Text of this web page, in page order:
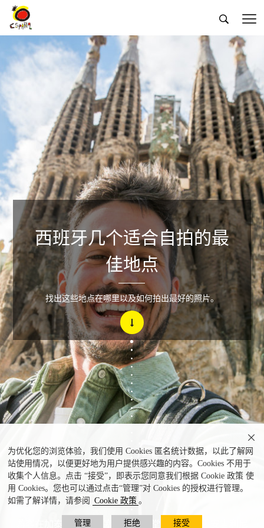
 
为优化您的浏览体验，我们使用 Cookies 匿名统计数据，以此了解网
站使用情况，以便更好地为用户提供感兴趣的内容。Cookies 不用于
收集个人信息。点击 “接受”，即表示您同意我们根据 Cookie 政策 使
用 Cookies。您也可以通过点击“管理”对 Cookies 的授权进行管理。
如需了解详情，请参阅
Cookie 政策 。
管理 拒绝 接受

游客在加泰罗尼亚-巴塞罗那圣家堂自拍 ©大卫·安吉利尼
西班牙几个适合自拍的最
佳地点
找出这些地点在哪里以及如何拍出最好的照片。